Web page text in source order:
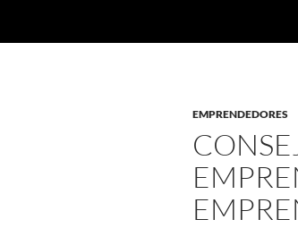
EMPRENDEDORES